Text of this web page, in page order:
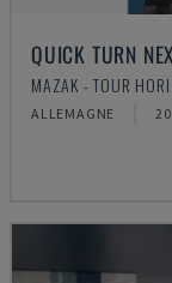
QUICK TURN
MAZAK - TOUR
ALLEMAGNE